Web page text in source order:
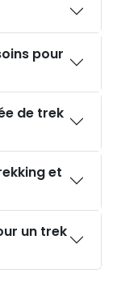
pour
de trek
et
un trek